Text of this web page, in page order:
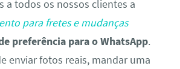
a todos os nossos clientes a
para fretes e mudanças
preferência para o WhatsApp.
enviar fotos reais, mandar uma